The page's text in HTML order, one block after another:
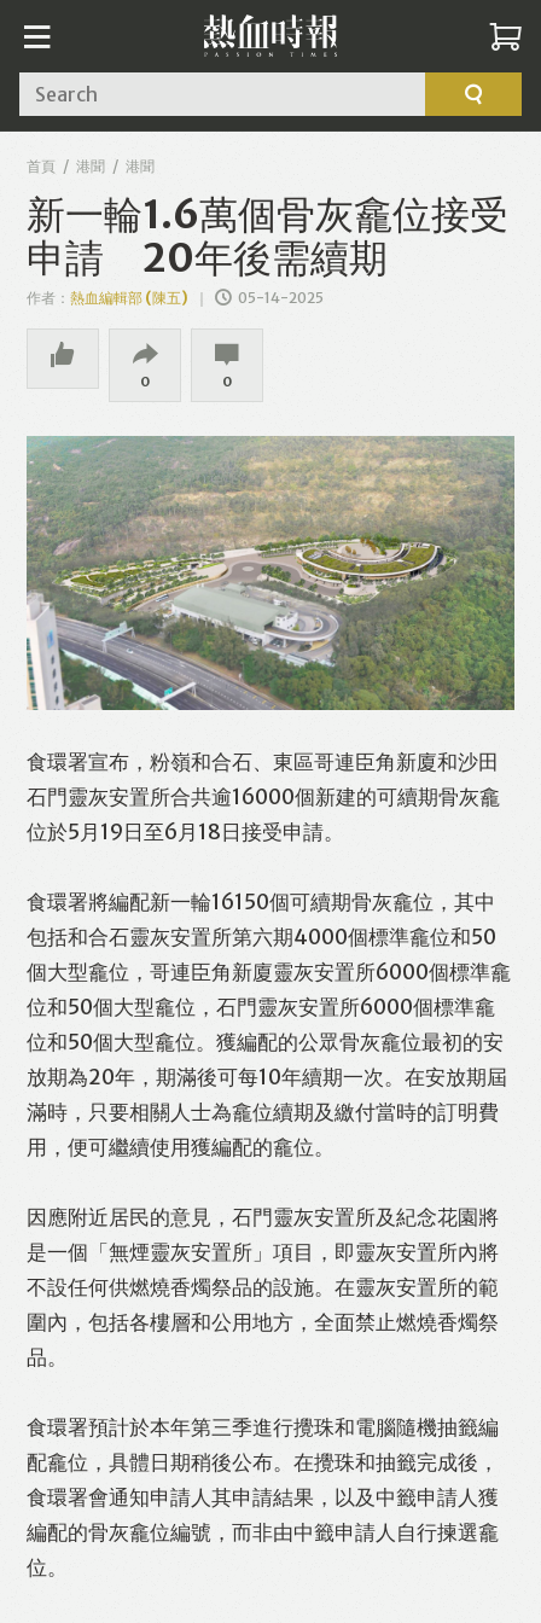
Like Facebook Twitter
WhatsApp Email Print
Search
首頁 港聞 港聞
新一輪1.6萬個骨灰龕位接受
申請 20年後需續期
作者：熱血編輯部 (陳五) 05-14-2025
0 0
食環署宣布，粉嶺和合石、東區哥連臣角新廈和沙田
石門靈灰安置所合共逾16000個新建的可續期骨灰龕
位於5月19日至6月18日接受申請。
食環署將編配新一輪16150個可續期骨灰龕位，其中
包括和合石靈灰安置所第六期4000個標準龕位和50
個大型龕位，哥連臣角新廈靈灰安置所6000個標準龕
位和50個大型龕位，石門靈灰安置所6000個標準龕
位和50個大型龕位。獲編配的公眾骨灰龕位最初的安
放期為20年，期滿後可每10年續期一次。在安放期屆
滿時，只要相關人士為龕位續期及繳付當時的訂明費
用，便可繼續使用獲編配的龕位。
因應附近居民的意見，石門靈灰安置所及紀念花園將
是一個「無煙靈灰安置所」項目，即靈灰安置所內將
不設任何供燃燒香燭祭品的設施。在靈灰安置所的範
圍內，包括各樓層和公用地方，全面禁止燃燒香燭祭
品。
食環署預計於本年第三季進行攪珠和電腦隨機抽籤編
配龕位，具體日期稍後公布。在攪珠和抽籤完成後，
食環署會通知申請人其申請結果，以及中籤申請人獲
編配的骨灰龕位編號，而非由中籤申請人自行揀選龕
位。